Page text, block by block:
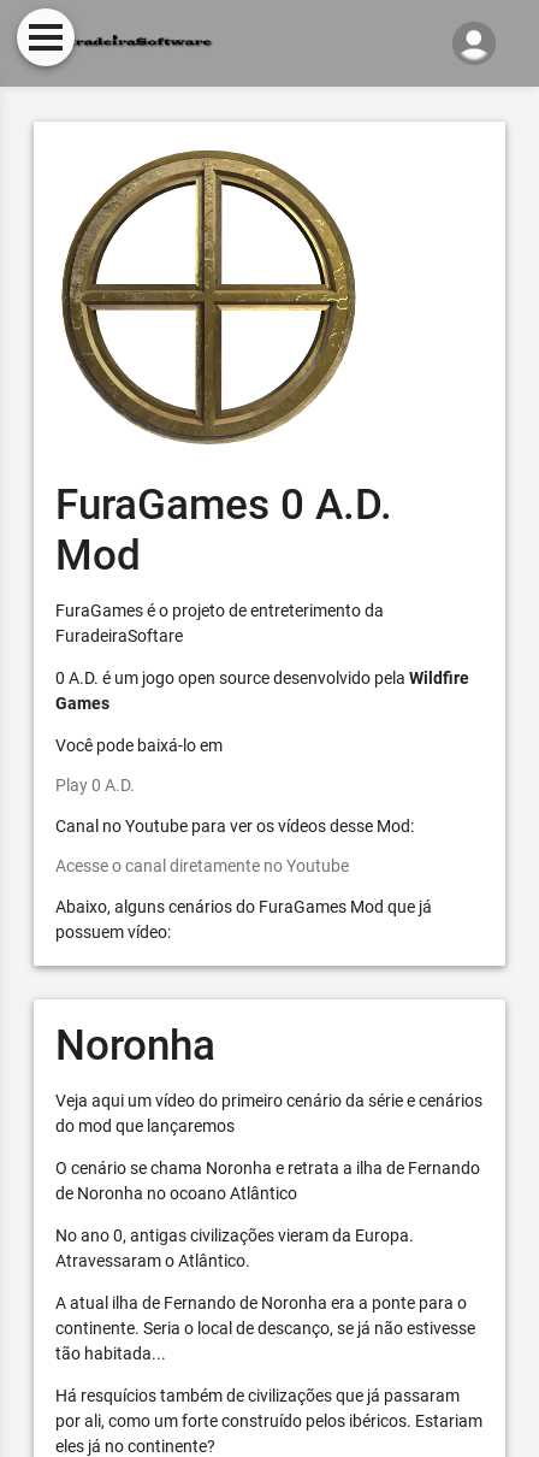
FuraGames 0 A.D.
Mod
FuraGames é o projeto de entreterimento da
FuradeiraSoftare
0 A.D. é um jogo open source desenvolvido pela Wildfire
Games
Você pode baixá-lo em
Play 0 A.D.
Canal no Youtube para ver os vídeos desse Mod:
Acesse o canal diretamente no Youtube
Abaixo, alguns cenários do FuraGames Mod que já
possuem vídeo:
Noronha
Veja aqui um vídeo do primeiro cenário da série e cenários
do mod que lançaremos
O cenário se chama Noronha e retrata a ilha de Fernando
de Noronha no ocoano Atlântico
No ano 0, antigas civilizações vieram da Europa.
Atravessaram o Atlântico.
A atual ilha de Fernando de Noronha era a ponte para o
continente. Seria o local de descanço, se já não estivesse
tão habitada...
Há resquícios também de civilizações que já passaram
por ali, como um forte construído pelos ibéricos. Estariam
eles já no continente?